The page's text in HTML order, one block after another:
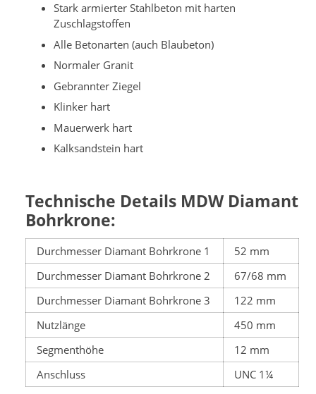
Stark armierter Stahlbeton mit harten
Zuschlagstoffen
Alle Betonarten (auch Blaubeton)
Normaler Granit
Gebrannter Ziegel
Klinker hart
Mauerwerk hart
Kalksandstein hart
Technische Details MDW Diamant
Bohrkrone:
Durchmesser Diamant Bohrkrone 1
52 mm
Durchmesser Diamant Bohrkrone 2
67/68 mm
Durchmesser Diamant Bohrkrone 3
122 mm
Nutzlänge
450 mm
Segmenthöhe
12 mm
Anschluss
UNC 1¼